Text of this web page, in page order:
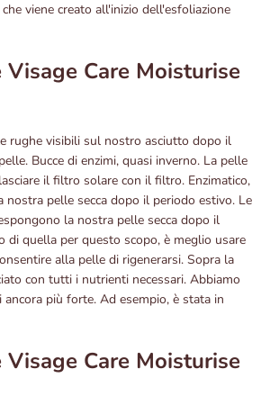
viene creato all'inizio dell'esfoliazione
Visage Care Moisturise
rughe visibili sul nostro asciutto dopo il
Bucce di enzimi, quasi inverno. La pelle
il filtro solare con il filtro. Enzimatico,
nostra pelle secca dopo il periodo estivo. Le
la nostra pelle secca dopo il
di quella per questo scopo, è meglio usare
alla pelle di rigenerarsi. Sopra la
con tutti i nutrienti necessari. Abbiamo
ancora più forte. Ad esempio, è stata in
Visage Care Moisturise